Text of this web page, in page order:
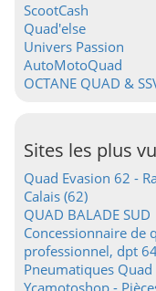
ScootCash
Quad'else
Univers Passion
AutoMotoQuad
OCTANE QUAD &
Sites les plus
Quad Evasion 62 -
Calais (62)
QUAD BALADE SUD
Concessionnaire de
professionnel, dpt
Pneumatiques Quad
Ycamotoshop -